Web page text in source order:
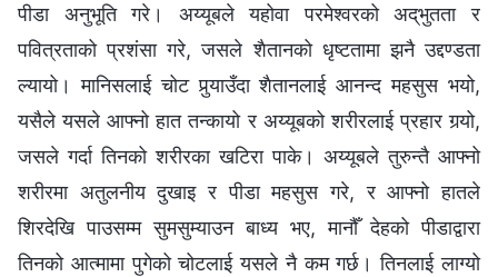
पीडा अनुभूति गरे। अय्यूबले यहोवा परमेश्‍वरको अद्‌भुतता र
पवित्रताको प्रशंसा गरे, जसले शैतानको धृष्टतामा झनै उद्दण्डता
ल्यायो। मानिसलाई चोट पुर्‍याउँदा शैतानलाई आनन्द महसुस भयो,
यसैले यसले आफ्नो हात तन्कायो र अय्यूबको शरीरलाई प्रहार गर्‍यो,
जसले गर्दा तिनको शरीरका खटिरा पाके। अय्यूबले तुरुन्तै आफ्नो
शरीरमा अतुलनीय दुखाइ र पीडा महसुस गरे, र आफ्‍नो हातले
शिरदेखि पाउसम्म सुमसुम्याउन बाध्य भए, मानौँ देहको पीडाद्वारा
तिनको आत्मामा पुगेको चोटलाई यसले नै कम गर्छ। तिनलाई लाग्यो